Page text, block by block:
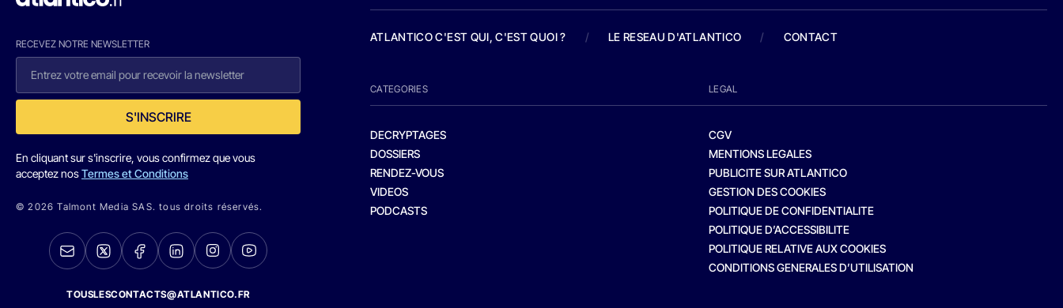
RECEVEZ NOTRE NEWSLETTER
S'INSCRIRE
En cliquant sur s'inscrire, vous confirmez que vous
acceptez nosTermes et Conditions
© 2026 Talmont Media SAS. tous droits réservés.
TOUSLESCONTACTS@ATLANTICO.FR
ATLANTICO C'EST QUI, C'EST QUOI ? / LE RESEAU D'ATLANTICO / CONTACT
CATEGORIES
DECRYPTAGES
DOSSIERS
RENDEZ-VOUS
VIDEOS
PODCASTS
LEGAL
CGV
MENTIONS LEGALES
PUBLICITE SUR ATLANTICO
GESTION DES COOKIES
POLITIQUE DE CONFIDENTIALITE
POLITIQUE D’ACCESSIBILITE
POLITIQUE RELATIVE AUX COOKIES
CONDITIONS GENERALES D’UTILISATION